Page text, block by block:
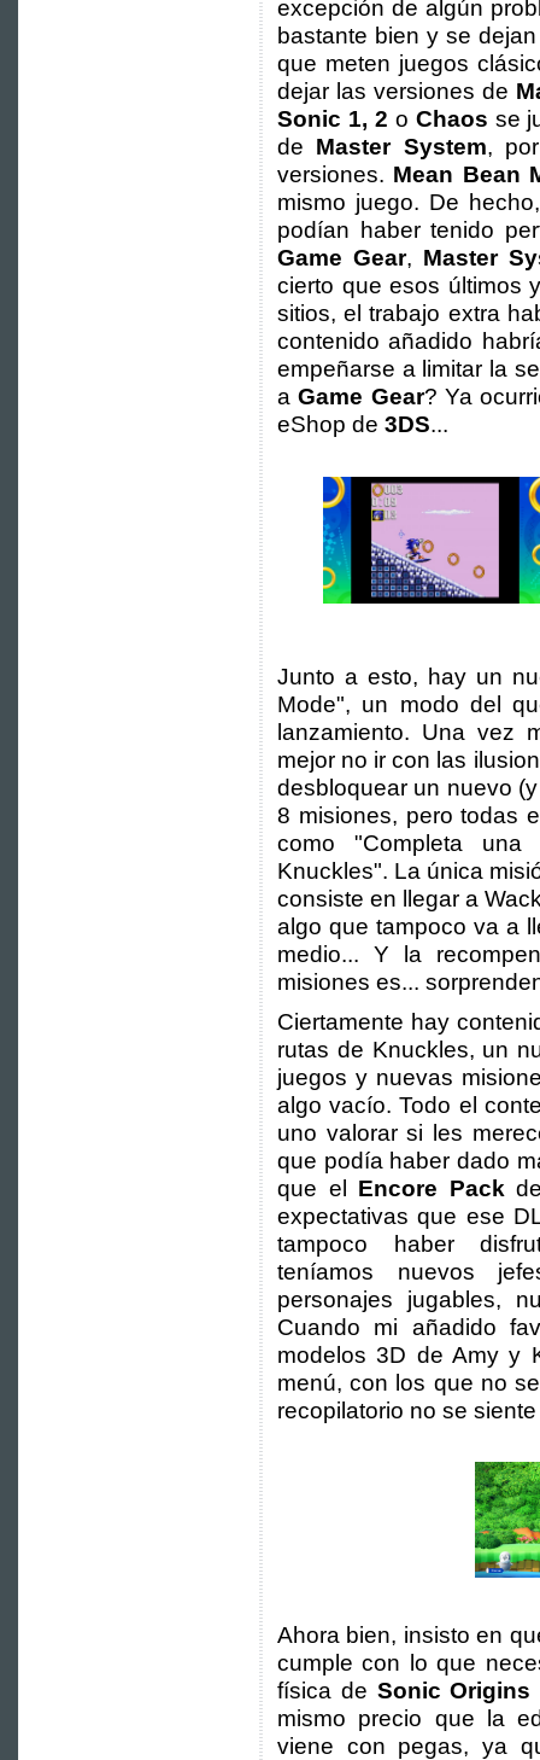
excepción de algún
bastante bien y se
que meten juegos
dejar las versiones de
Sonic 1, 2 o Chaos se
de Master System,
versiones. Mean Bean
mismo juego. De
podían haber tenido
Game Gear, Master
cierto que esos últimos
sitios, el trabajo extra
contenido añadido
empeñarse a limitar la
aGame Gear? Ya
eShop de 3DS...
Junto a esto, hay un
Mode", un modo del
lanzamiento. Una vez
mejor no ir con las
desbloquear un nuevo
8 misiones, pero todas
como "Completa
Knuckles". La única
consiste en llegar a
algo que tampoco va a
medio... Y la
misiones es...
Ciertamente hay
rutas de Knuckles, un
juegos y nuevas
algo vacío. Todo el
uno valorar si les
que podía haber dado
que el Encore Pack
expectativas que ese
tampoco haber
teníamos nuevos
personajes jugables,
Cuando mi añadido
modelos 3D de Amy y
menú, con los que no
recopilatorio no se
Ahora bien, insisto en
cumple con lo que
física de Sonic Origins
mismo precio que la
viene con pegas, ya